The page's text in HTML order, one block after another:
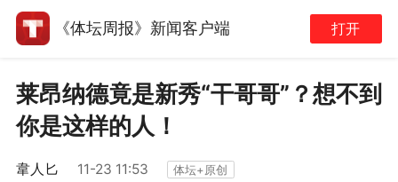
《体坛周报》新闻客户端 打开
莱昂纳德竟是新秀“干哥哥”？想不到
你是这样的人！
韋人匕 11-23 11:53 体坛+原创